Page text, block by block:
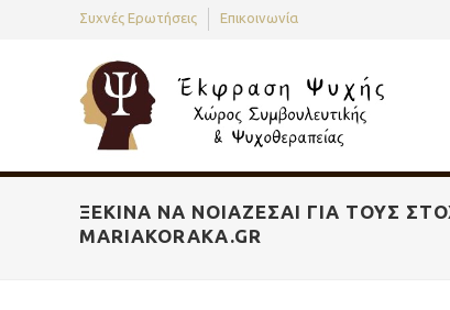
Συχνές Ερωτήσεις Επικοινωνία
ΞΕΚΊΝΑ ΝΑ ΝΟΙΆΖΕΣΑΙ ΓΙΑ ΤΟΥΣ
MARIAKORAKA.GR